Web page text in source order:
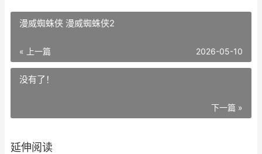
漫威蜘蛛侠 漫威蜘蛛侠2
« 上一篇 2026-05-10
没有了！
下一篇 »
延伸阅读